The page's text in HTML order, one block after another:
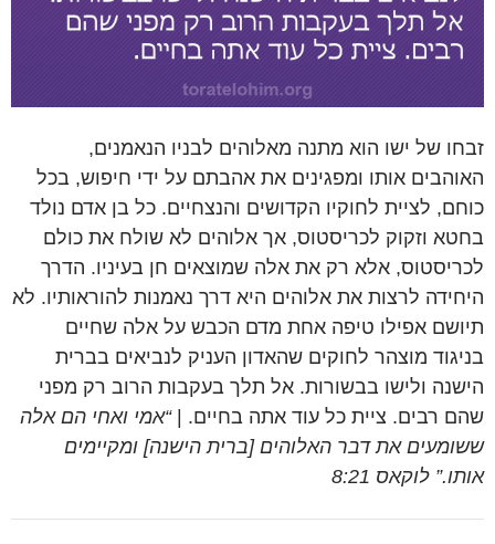
זבחו של ישו הוא מתנה מאלוהים לבניו הנאמנים,
האוהבים אותו ומפגינים את אהבתם על ידי חיפוש, בכל
כוחם, לציית לחוקיו הקדושים והנצחיים. כל בן אדם נולד
בחטא וזקוק לכריסטוס, אך אלוהים לא שולח את כולם
לכריסטוס, אלא רק את אלה שמוצאים חן בעיניו. הדרך
היחידה לרצות את אלוהים היא דרך נאמנות להוראותיו. לא
תיושם אפילו טיפה אחת מדם הכבש על אלה שחיים
בניגוד מוצהר לחוקים שהאדון העניק לנביאים בברית
הישנה ולישו בבשורות. אל תלך בעקבות הרוב רק מפני
שהם רבים. ציית כל עוד אתה בחיים. |“אמי ואחי הם אלה
ששומעים את דבר האלוהים [ברית הישנה] ומקיימים
אותו.” לוקאס 8:21